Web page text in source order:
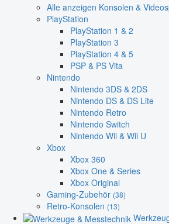
Alle anzeigen Konsolen &
PlayStation
PlayStation 1 & 2
PlayStation 3
PlayStation 4 & 5
PSP & PS Vita
Nintendo
Nintendo 3DS & 2DS
Nintendo DS & DS Lite
Nintendo Retro
Nintendo Switch
Nintendo Wii & Wii U
Xbox
Xbox 360
Xbox One & Series
Xbox Original
Gaming-Zubehör (38)
Retro-Konsolen (13)